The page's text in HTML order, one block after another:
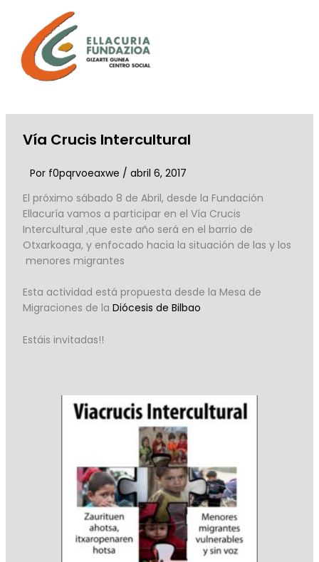
contenido
Vía Crucis Intercultural
Por f0pqrvoeaxwe / abril 6, 2017
El próximo sábado 8 de Abril, desde la Fundación
Ellacuría vamos a participar en el Vía Crucis
Intercultural ,que este año será en el barrio de
Otxarkoaga, y enfocado hacia la situación de las y los
menores migrantes
Esta actividad está propuesta desde la Mesa de
Migraciones de la Diócesis de Bilbao
Estáis invitadas!!